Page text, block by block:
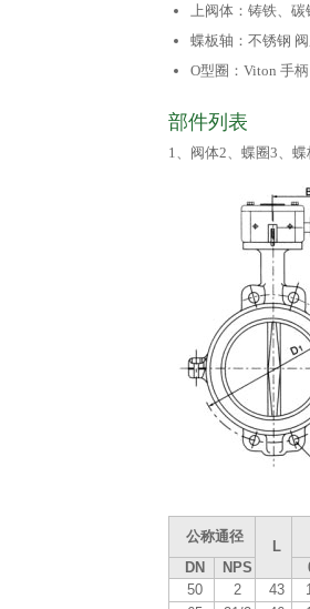
上阀体：铸铁、
蝶板轴：不锈钢 阀
O型圈：Viton 手
部件列表
1、阀体2、蝶圈3、
公称通径
L
DN
NPS
50
2 43